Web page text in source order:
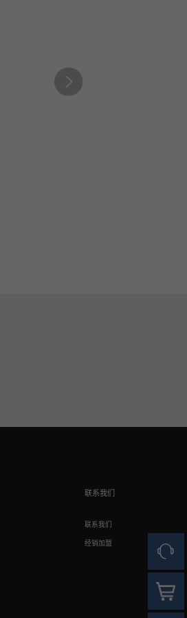
联系我们
联系我们
经销加盟
人工客